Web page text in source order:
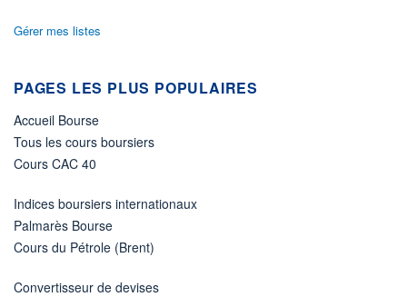
Gérer mes listes
PAGES LES PLUS POPULAIRES
Accueil Bourse
Tous les cours boursiers
Cours CAC 40
Indices boursiers internationaux
Palmarès Bourse
Cours du Pétrole (Brent)
Convertisseur de devises